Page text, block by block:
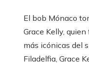
El bob Mónaco
Grace Kelly,
más icónicas del
Filadelfia, Grace